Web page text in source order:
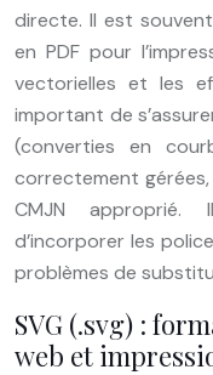
directe. Il est
en PDF pour
vectorielles et les
important de
(converties en
correctement
CMJN approprié.
d’incorporer les
problèmes de
SVG (.svg) :
web et